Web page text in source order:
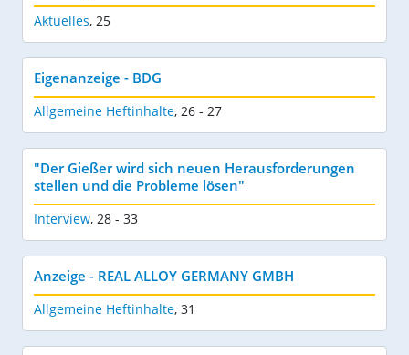
Aktuelles, 25
Eigenanzeige - BDG
Allgemeine Heftinhalte, 26 - 27
"Der Gießer wird sich neuen Herausforderungen
stellen und die Probleme lösen"
Interview, 28 - 33
Anzeige - REAL ALLOY GERMANY GMBH
Allgemeine Heftinhalte, 31